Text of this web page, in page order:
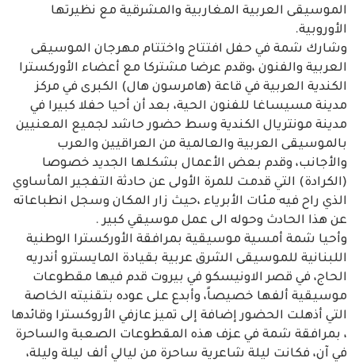
الموسيقى العربية المغاربية والمشرقية مع نظيرتها
الأوروبية.
وشارك شمة في حفل افتتاح واختتام مهرجان الموسيقى
العربية والفنون ،وقدم عرضا مشتركا مع أعضاء الأوركسترا
الكندية العربية في قاعة (هامرسون هال) الكبرى في مركز
مدينة مسيساغا للفنون الحية، بعد أن أحيا حفلا كبيرا في
مدينة مونتريال الكندية وسط حضور حاشد لجميع المعنيين
بالموسيقى العربية والعالمية من العراقيين والعرب
والأجانب، وقدم بعض الأعمال بشكلها الجديد خصوصا
(الكرادة) التي قدمت للمرة الأولى عن حادثة التفجير المأساوي
الذي راح فيه مئات الأبرياء ،حيث زار المكان وسجل انطباعاته
عن هذا الحادث وحوله الى عمل موسيقي كبير .
وأحيا شمة أمسية موسيقية بمرافقة الأوركسترا الوطنية
اللبنانية للموسيقى الشرق عربية بقيادة المايسترو أندريه
الحاج، في قصر الاونيسكو في بيروت قدم فيها مقطوعات
موسيقية ألفها خصيصاً، وأبدع على عوده بتقنيته الخاصة
التي أذهلت الحضور إضافة إلى تميز عازفي الأروكسترا وقائدها
، بمرافقة شمة في عزف هذه المقطوعات الصعبة والساحرة
في آن، فكانت ليلة شاعرية ساحرة من ليالي ألف ليلة وليلة،